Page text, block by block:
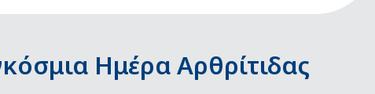
Ημέρα Αρθρίτιδας